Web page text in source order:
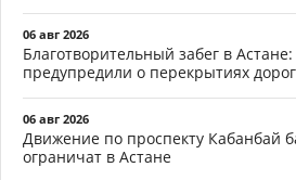
06 авг 2026
Благотворительный забег в
предупредили о перекрытиях дорог
06 авг 2026
Движение по проспекту Кабанбай
ограничат в Астане